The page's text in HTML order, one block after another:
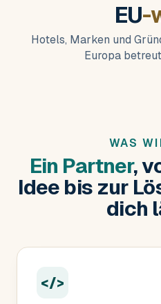
EU-
Hotels, Marken und
Europa betreut
WAS
Ein Partner,
Idee bis zur
dich
</>